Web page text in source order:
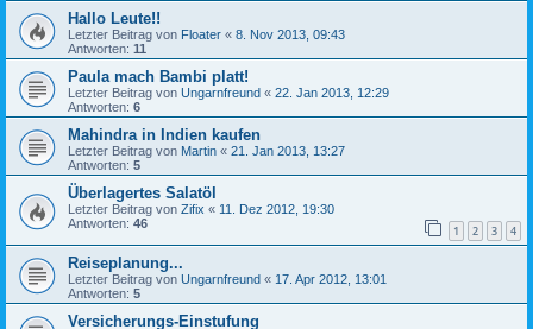
Hallo Leute!!
Letzter Beitrag von Floater « 8. Nov 2013, 09:43
Antworten: 11
Paula mach Bambi platt!
Letzter Beitrag von Ungarnfreund « 22. Jan 2013, 12:29
Antworten: 6
Mahindra in Indien kaufen
Letzter Beitrag von Martin « 21. Jan 2013, 13:27
Antworten: 5
Überlagertes Salatöl
Letzter Beitrag von Zifix « 11. Dez 2012, 19:30
Antworten: 46 1 2 3 4
Reiseplanung...
Letzter Beitrag von Ungarnfreund « 17. Apr 2012, 13:01
Antworten: 5
Versicherungs-Einstufung